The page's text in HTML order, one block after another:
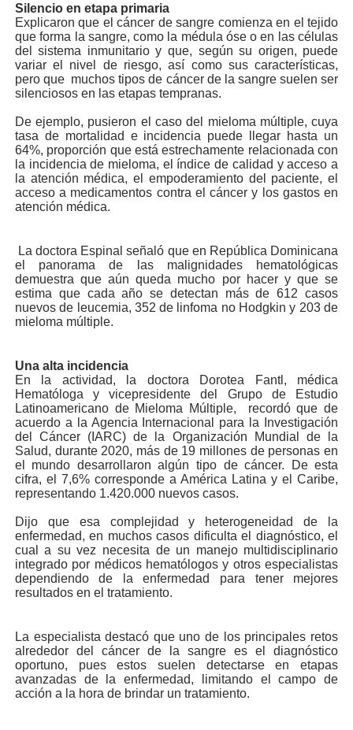
Silencio en etapa primaria
Explicaron que el cáncer de sangre comienza en el tejido
que forma la sangre, como la médula óse o en las células
del sistema inmunitario y que, según su origen, puede
variar el nivel de riesgo, así como sus características,
pero que muchos tipos de cáncer de la sangre suelen ser
silenciosos en las etapas tempranas.
De ejemplo, pusieron el caso del mieloma múltiple, cuya
tasa de mortalidad e incidencia puede llegar hasta un
64%, proporción que está estrechamente relacionada con
la incidencia de mieloma, el índice de calidad y acceso a
la atención médica, el empoderamiento del paciente, el
acceso a medicamentos contra el cáncer y los gastos en
atención médica.
La doctora Espinal señaló que en República Dominicana
el panorama de las malignidades hematológicas
demuestra que aún queda mucho por hacer y que se
estima que cada año se detectan más de 612 casos
nuevos de leucemia, 352 de linfoma no Hodgkin y 203 de
mieloma múltiple.
Una alta incidencia
En la actividad, la doctora Dorotea Fantl, médica
Hematóloga y vicepresidente del Grupo de Estudio
Latinoamericano de Mieloma Múltiple, recordó que de
acuerdo a la Agencia Internacional para la Investigación
del Cáncer (IARC) de la Organización Mundial de la
Salud, durante 2020, más de 19 millones de personas en
el mundo desarrollaron algún tipo de cáncer. De esta
cifra, el 7,6% corresponde a América Latina y el Caribe,
representando 1.420.000 nuevos casos.
Dijo que esa complejidad y heterogeneidad de la
enfermedad, en muchos casos dificulta el diagnóstico, el
cual a su vez necesita de un manejo multidisciplinario
integrado por médicos hematólogos y otros especialistas
dependiendo de la enfermedad para tener mejores
resultados en el tratamiento.
La especialista destacó que uno de los principales retos
alrededor del cáncer de la sangre es el diagnóstico
oportuno, pues estos suelen detectarse en etapas
avanzadas de la enfermedad, limitando el campo de
acción a la hora de brindar un tratamiento.